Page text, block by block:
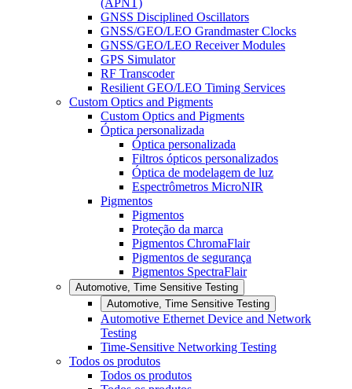
(APNT)
GNSS Disciplined Oscillators
GNSS/GEO/LEO Grandmaster Clocks
GNSS/GEO/LEO Receiver Modules
GPS Simulator
RF Transcoder
Resilient GEO/LEO Timing Services
Custom Optics and Pigments
Custom Optics and Pigments
Óptica personalizada
Óptica personalizada
Filtros ópticos personalizados
Óptica de modelagem de luz
Espectrômetros MicroNIR
Pigmentos
Pigmentos
Proteção da marca
Pigmentos ChromaFlair
Pigmentos de segurança
Pigmentos SpectraFlair
Automotive, Time Sensitive Testing
Automotive, Time Sensitive Testing
Automotive Ethernet Device and Network
Testing
Time-Sensitive Networking Testing
Todos os produtos
Todos os produtos